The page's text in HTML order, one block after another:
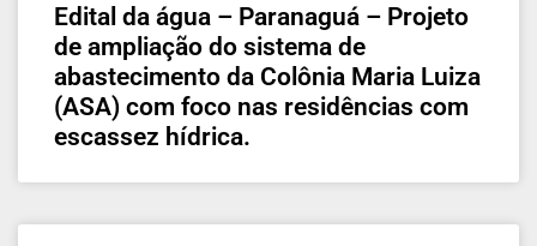
Edital da água – Paranaguá – Projeto
de ampliação do sistema de
abastecimento da Colônia Maria Luiza
(ASA) com foco nas residências com
escassez hídrica.